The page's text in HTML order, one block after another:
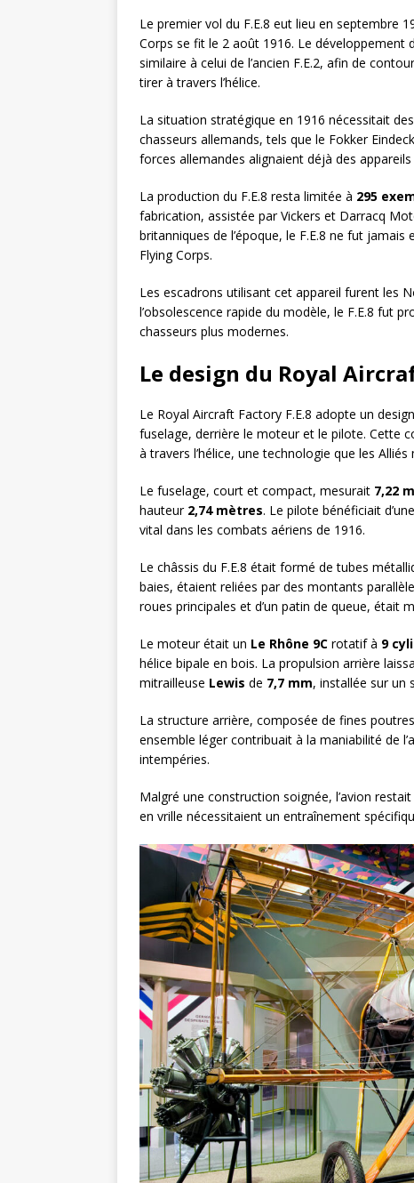
Le premier vol du F.E.8 eut lieu en septembre
Corps se fit le 2 août 1916. Le développement
similaire à celui de l’ancien F.E.2, afin de
tirer à travers l’hélice.
La situation stratégique en 1916 nécessitait
chasseurs allemands, tels que le Fokker
forces allemandes alignaient déjà des
La production du F.E.8 resta limitée à 295
fabrication, assistée par Vickers et Darracq
britanniques de l’époque, le F.E.8 ne fut
Flying Corps.
Les escadrons utilisant cet appareil furent les
l’obsolescence rapide du modèle, le F.E.8 fut
chasseurs plus modernes.
Le design du Royal
Le Royal Aircraft Factory F.E.8 adopte un
fuselage, derrière le moteur et le pilote. Cette
à travers l’hélice, une technologie que les
Le fuselage, court et compact, mesurait 7,22
hauteur 2,74 mètres. Le pilote bénéficiait
vital dans les combats aériens de 1916.
Le châssis du F.E.8 était formé de tubes
baies, étaient reliées par des montants
roues principales et d’un patin de queue, était
Le moteur était un Le Rhône 9C rotatif à 9
hélice bipale en bois. La propulsion arrière
mitrailleuse Lewis de 7,7 mm, installée sur un
La structure arrière, composée de fines
ensemble léger contribuait à la maniabilité de
intempéries.
Malgré une construction soignée, l’avion
en vrille nécessitaient un entraînement